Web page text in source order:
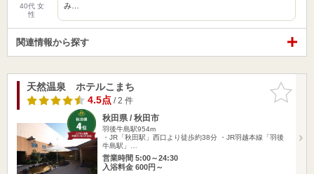
40代 女
性
み…
関連情報から探す
お気に入
りに追加
天然温泉 ホテルこまち
4.5点/ 2 件
秋田県 / 秋田市
羽後牛島駅954m
・JR「秋田駅」西口より徒歩約38分 ・JR羽越本線「羽後
牛島駅」…
営業時間 5:00～24:30
入浴料金 600円～